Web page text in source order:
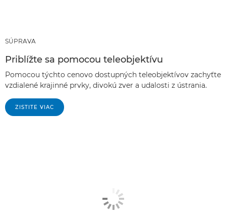
SÚPRAVA
Priblížte sa pomocou teleobjektívu
Pomocou týchto cenovo dostupných teleobjektívov zachyťte
vzdialené krajinné prvky, divokú zver a udalosti z ústrania.
ZISTITE VIAC